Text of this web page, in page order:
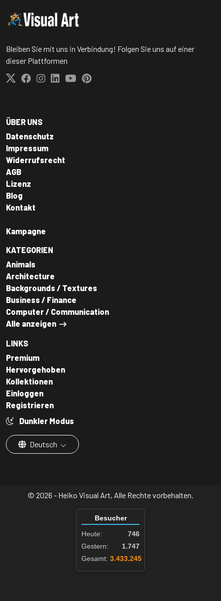
Bleiben Sie mit uns in Verbindung! Folgen Sie uns auf einer
dieser Plattformen
ÜBER UNS
Datenschutz
Impressum
Widerrufsrecht
AGB
Lizenz
Blog
Kontakt
Kampagne
KATEGORIEN
Animals
Architecture
Backgrounds / Textures
Business / Finance
Computer / Communication
Alle anzeigen
LINKS
Premium
Hervorgehoben
Kollektionen
Einloggen
Registrieren
Dunkler Modus
Deutsch
© 2026 - Heiko Visual Art, Alle Rechte vorbehalten.
Besucher
Heute:
746
Gestern:
1.747
Gesamt: 3.433.245